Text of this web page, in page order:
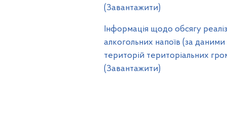
(Завантажити)
Інформація щодо обсягу
алкогольних напоїв (за
територій територіальних
(Завантажити)